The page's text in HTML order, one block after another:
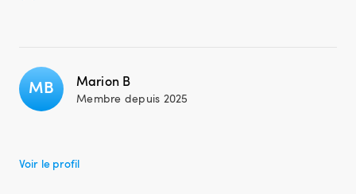
MB Marion B
Membre depuis 2025
Voir le profil